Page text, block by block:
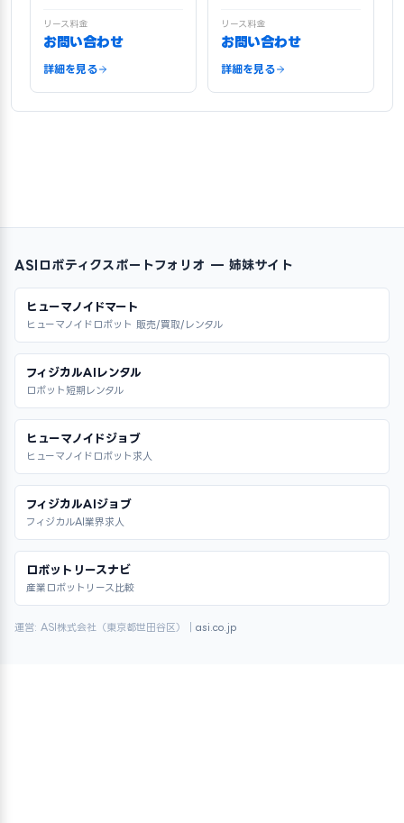
リース料金
お問い合わせ
詳細を見る
リース料金
お問い合わせ
詳細を見る
ASIロボティクスポートフォリオ — 姉妹サイト
ヒューマノイドマート
ヒューマノイドロボット 販売/買取/レンタル
フィジカルAIレンタル
ロボット短期レンタル
ヒューマノイドジョブ
ヒューマノイドロボット求人
フィジカルAIジョブ
フィジカルAI業界求人
ロボットリースナビ
産業ロボットリース比較
運営: ASI株式会社（東京都世田谷区）｜ asi.co.jp